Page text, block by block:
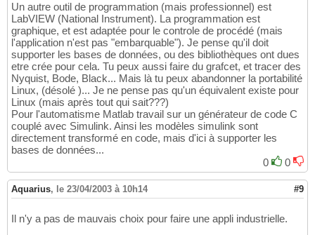
Un autre outil de programmation (mais professionnel) est
LabVIEW (National Instrument). La programmation est
graphique, et est adaptée pour le controle de procédé (mais
l'application n'est pas "embarquable"). Je pense qu'il doit
supporter les bases de données, ou des bibliothèques ont dues
etre crée pour cela. Tu peux aussi faire du grafcet, et tracer des
Nyquist, Bode, Black... Mais là tu peux abandonner la portabilité
Linux, (désolé )... Je ne pense pas qu'un équivalent existe pour
Linux (mais après tout qui sait???)
Pour l'automatisme Matlab travail sur un générateur de code C
couplé avec Simulink. Ainsi les modèles simulink sont
directement transformé en code, mais d'ici à supporter les
bases de données...
0
0
Aquarius, le 23/04/2003 à 10h14 #9
Il n'y a pas de mauvais choix pour faire une appli industrielle.